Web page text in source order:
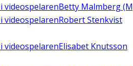
i videospelarenBetty Malmberg
i videospelarenRobert Stenkvist
i videospelarenElisabet Knutsson